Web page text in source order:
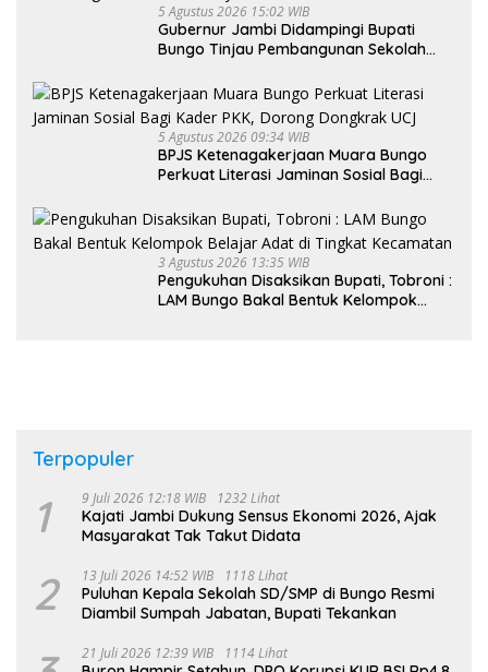
5 Agustus 2026 15:02 WIB
Gubernur Jambi Didampingi Bupati
Bungo Tinjau Pembangunan Sekolah
5 Agustus 2026 09:34 WIB
BPJS Ketenagakerjaan Muara Bungo
Perkuat Literasi Jaminan Sosial Bagi
3 Agustus 2026 13:35 WIB
Pengukuhan Disaksikan Bupati, Tobroni :
LAM Bungo Bakal Bentuk Kelompok
Terpopuler
1 9 Juli 2026 12:18 WIB 1232 Lihat
Kajati Jambi Dukung Sensus Ekonomi 2026, Ajak
Masyarakat Tak Takut Didata
2 13 Juli 2026 14:52 WIB 1118 Lihat
Puluhan Kepala Sekolah SD/SMP di Bungo Resmi
Diambil Sumpah Jabatan, Bupati Tekankan
21 Juli 2026 12:39 WIB 1114 Lihat